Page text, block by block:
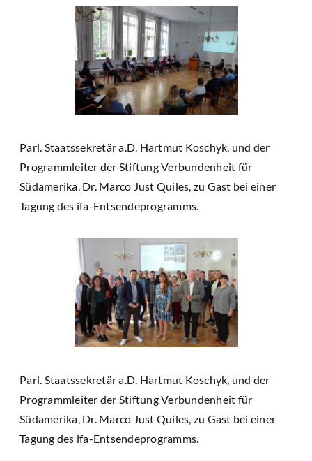
Parl. Staatssekretär a.D. Hartmut Koschyk, und der
Programmleiter der Stiftung Verbundenheit für
Südamerika, Dr. Marco Just Quiles, zu Gast bei einer
Tagung des ifa-Entsendeprogramms.
Parl. Staatssekretär a.D. Hartmut Koschyk, und der
Programmleiter der Stiftung Verbundenheit für
Südamerika, Dr. Marco Just Quiles, zu Gast bei einer
Tagung des ifa-Entsendeprogramms.